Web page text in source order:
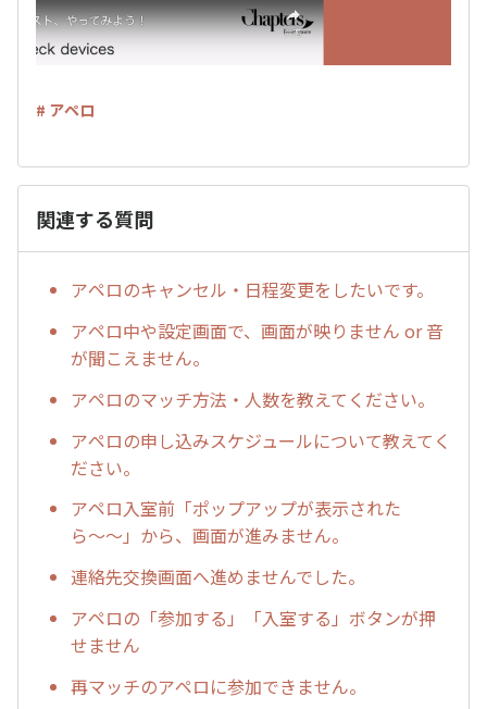
# アペロ
関連する質問
アペロのキャンセル・日程変更をしたいです。
アペロ中や設定画面で、画面が映りません or 音
が聞こえません。
アペロのマッチ方法・人数を教えてください。
アペロの申し込みスケジュールについて教えてく
ださい。
アペロ入室前「ポップアップが表示された
ら〜〜」から、画面が進みません。
連絡先交換画面へ進めませんでした。
アペロの「参加する」「入室する」ボタンが押
せません
再マッチのアペロに参加できません。